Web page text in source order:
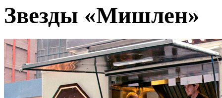
Звезды «Мишлен»